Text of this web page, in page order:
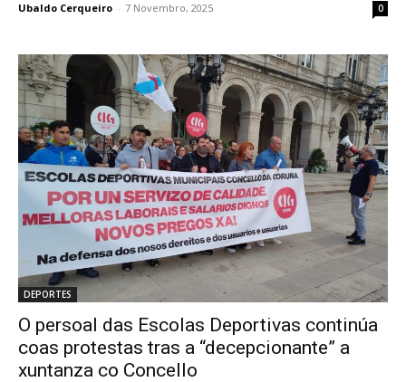
Ubaldo Cerqueiro - 7 Novembro, 2025 0
DEPORTES
O persoal das Escolas Deportivas continúa
coas protestas tras a “decepcionante” a
xuntanza co Concello